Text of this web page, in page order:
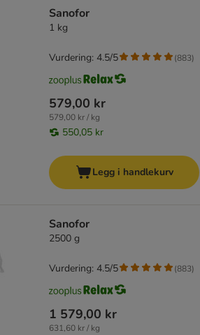
Sanofor
1 kg
579,00 kr
579,00 kr / kg
550,05 kr
Vurdering: 4.5/5 (883)
Legg i handlekurv
Sanofor
2500 g
1 579,00 kr
631,60 kr / kg
Vurdering: 4.5/5 (883)